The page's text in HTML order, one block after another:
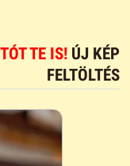
TE IS! ÚJ KÉP
FELTÖLTÉS